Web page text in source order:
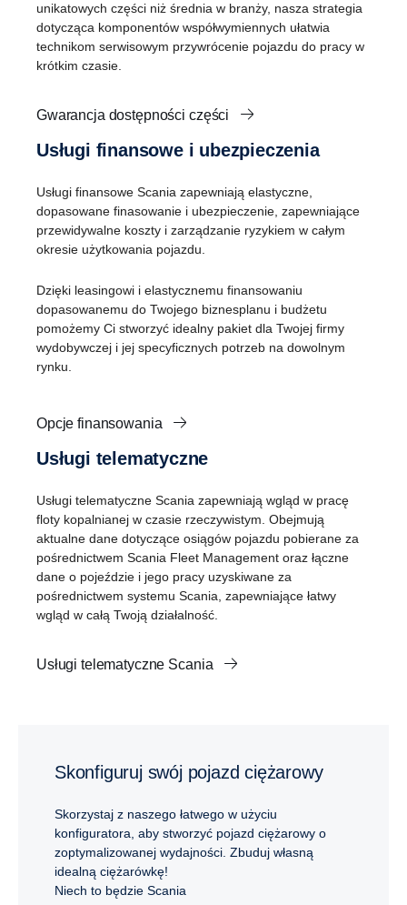
unikatowych części niż średnia w branży, nasza strategia
dotycząca komponentów współwymiennych ułatwia
technikom serwisowym przywrócenie pojazdu do pracy w
krótkim czasie.
Gwarancja dostępności części
Usługi finansowe i ubezpieczenia
Usługi finansowe Scania zapewniają elastyczne,
dopasowane finasowanie i ubezpieczenie, zapewniające
przewidywalne koszty i zarządzanie ryzykiem w całym
okresie użytkowania pojazdu.
Dzięki leasingowi i elastycznemu finansowaniu
dopasowanemu do Twojego biznesplanu i budżetu
pomożemy Ci stworzyć idealny pakiet dla Twojej firmy
wydobywczej i jej specyficznych potrzeb na dowolnym
rynku.
Opcje finansowania
Usługi telematyczne
Usługi telematyczne Scania zapewniają wgląd w pracę
floty kopalnianej w czasie rzeczywistym. Obejmują
aktualne dane dotyczące osiągów pojazdu pobierane za
pośrednictwem Scania Fleet Management oraz łączne
dane o pojeździe i jego pracy uzyskiwane za
pośrednictwem systemu Scania, zapewniające łatwy
wgląd w całą Twoją działalność.
Usługi telematyczne Scania
Skonfiguruj swój pojazd ciężarowy
Skorzystaj z naszego łatwego w użyciu
konfiguratora, aby stworzyć pojazd ciężarowy o
zoptymalizowanej wydajności. Zbuduj własną
idealną ciężarówkę!
Niech to będzie Scania